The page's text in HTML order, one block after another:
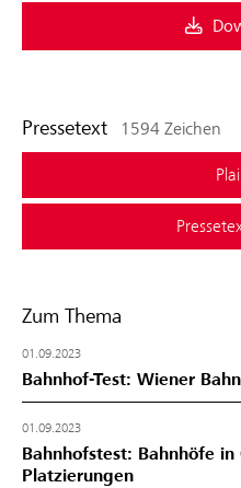
Pressetext 1594 Zeichen
Zum Thema
01.09.2023
Bahnhof-Test: Wiener
01.09.2023
Bahnhofstest: Bahnhöfe
Platzierungen